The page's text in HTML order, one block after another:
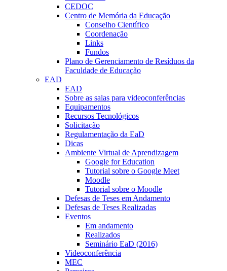
CEDOC
Centro de Memória da Educação
Conselho Científico
Coordenação
Links
Fundos
Plano de Gerenciamento de Resíduos da
Faculdade de Educação
EAD
EAD
Sobre as salas para videoconferências
Equipamentos
Recursos Tecnológicos
Solicitação
Regulamentação da EaD
Dicas
Ambiente Virtual de Aprendizagem
Google for Education
Tutorial sobre o Google Meet
Moodle
Tutorial sobre o Moodle
Defesas de Teses em Andamento
Defesas de Teses Realizadas
Eventos
Em andamento
Realizados
Seminário EaD (2016)
Videoconferência
MEC